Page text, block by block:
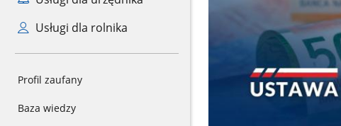
Usługi dla rolnika
Profil zaufany
Baza wiedzy